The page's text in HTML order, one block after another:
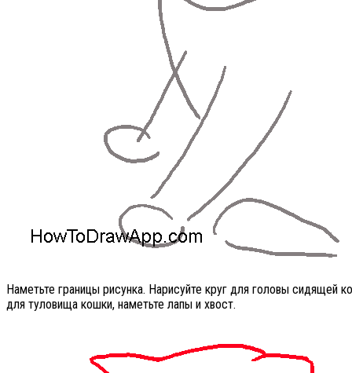
Наметьте границы рисунка. Нарисуйте круг для головы сидящей
для туловища кошки, наметьте лапы и хвост.